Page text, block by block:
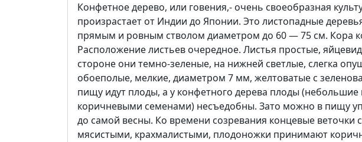
Конфетное дерево, или говения,- очень своеобразная
произрастает от Индии до Японии. Это листопадные
прямым и ровным стволом диаметром до 60 — 75 см. Кора
Расположение листьев очередное. Листья простые,
стороне они темно-зеленые, на нижней светлые, слегка
обоеполые, мелкие, диаметром 7 мм, желтоватые с
пищу идут плоды, а у конфетного дерева плоды
коричневыми семенами) несъедобны. Зато можно в пищу
до самой весны. Ко времени созревания концевые
мясистыми, крахмалистыми, плодоножки принимают